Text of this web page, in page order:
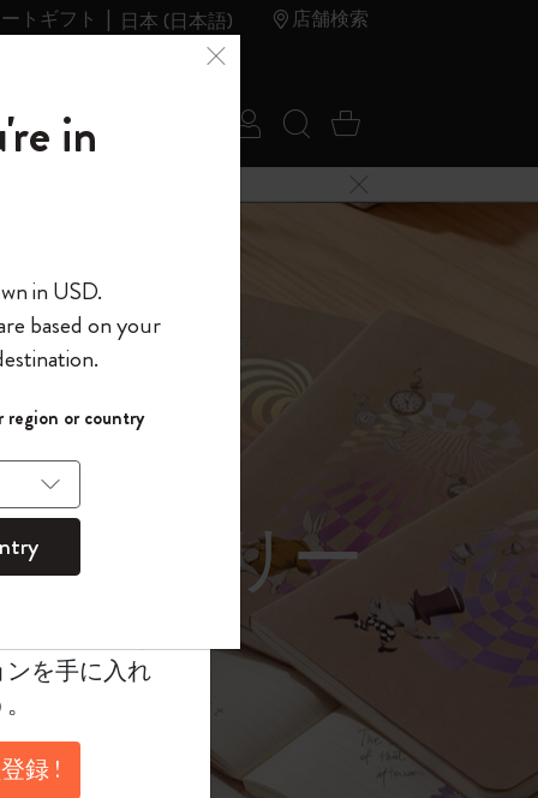
トギフト 日本 (日本語) 店舗検索
ール
ログイン
パスワードを表示
保存する
検索 (キーワード
カート 0 アイ
メニューを閉じる
サングラス）
示1
ようこそ
、コード
力すると、初
無料になり
レット品は
を手に入れ
録 !
in
in USD.
based on your
or country